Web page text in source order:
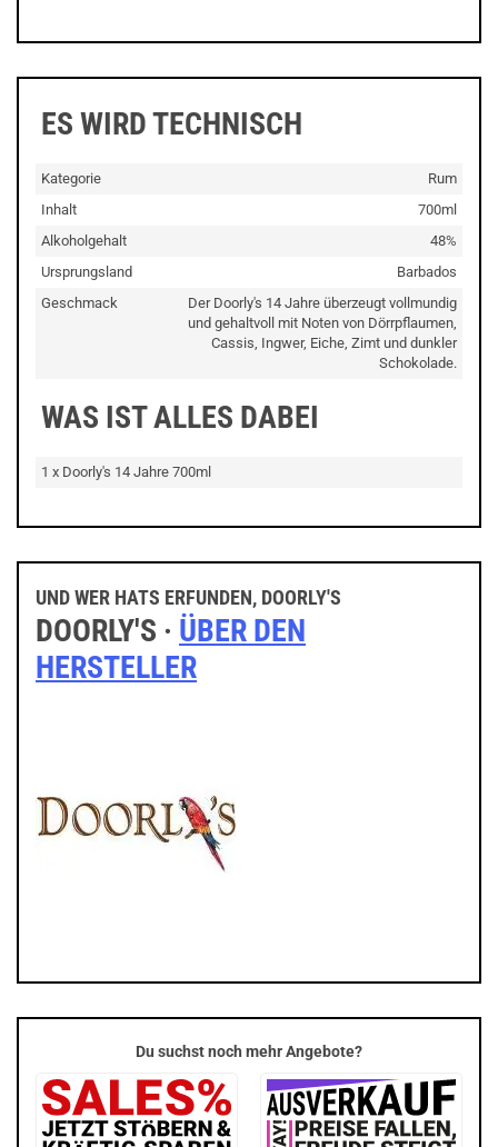
ES WIRD TECHNISCH
Kategorie
Rum
Inhalt
700ml
Alkoholgehalt
48%
Ursprungsland
Barbados
Geschmack
Der Doorly's 14 Jahre überzeugt vollmundig
und gehaltvoll mit Noten von Dörrpflaumen,
Cassis, Ingwer, Eiche, Zimt und dunkler
Schokolade.
WAS IST ALLES DABEI
1 x Doorly's 14 Jahre 700ml
UND WER HATS ERFUNDEN, DOORLY'S
DOORLY'S · ÜBER DEN
HERSTELLER
Du suchst noch mehr Angebote?